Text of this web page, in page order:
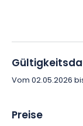
Vom 02.05.2026
Preise